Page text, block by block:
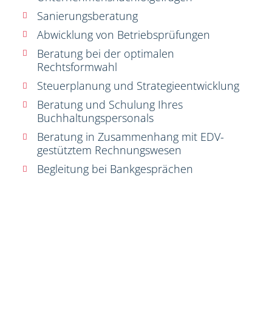
Sanierungsberatung
Abwicklung von Betriebsprüfungen
Beratung bei der optimalen
Rechtsformwahl
Steuerplanung und Strategieentwicklung
Beratung und Schulung Ihres
Buchhaltungspersonals
Beratung in Zusammenhang mit EDV-
gestütztem Rechnungswesen
Begleitung bei Bankgesprächen